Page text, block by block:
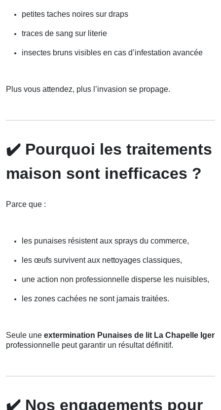
petites taches noires sur draps
traces de sang sur literie
insectes bruns visibles en cas d’infestation avancée
Plus vous attendez, plus l’invasion se propage.
✔️ Pourquoi les traitements
maison sont inefficaces ?
Parce que :
les punaises résistent aux sprays du commerce,
les œufs survivent aux nettoyages classiques,
une action non professionnelle disperse les nuisibles,
les zones cachées ne sont jamais traitées.
Seule une extermination Punaises de lit La Chapelle Iger
professionnelle peut garantir un résultat définitif.
✔️ Nos engagements pour